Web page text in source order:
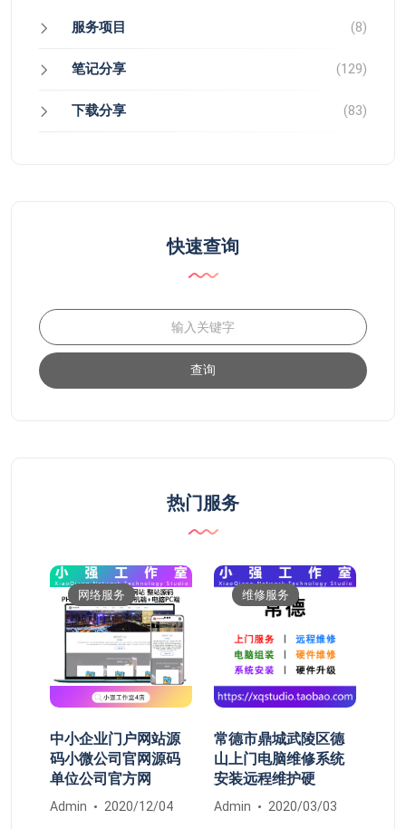
服务项目 (8)
笔记分享 (129)
下载分享 (83)
快速查询
查询
热门服务
网络服务
中小企业门户网站源
码小微公司官网源码
单位公司官方网
Admin 2020/12/04
维修服务
常德市鼎城武陵区德
山上门电脑维修系统
安装远程维护硬
Admin 2020/03/03